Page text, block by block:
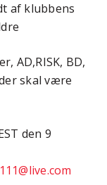
af klubbens
AD,RISK, BD,
skal være
den 9